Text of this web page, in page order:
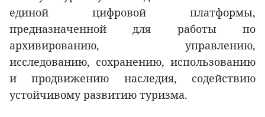
единой цифровой платформы,
предназначенной для работы по
архивированию, управлению,
исследованию, сохранению, использованию
и продвижению наследия, содействию
устойчивому развитию туризма.